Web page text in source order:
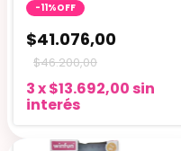
-11%OFF
$41.076,00
$46.200,00
3x$13.692,00 sin
interés